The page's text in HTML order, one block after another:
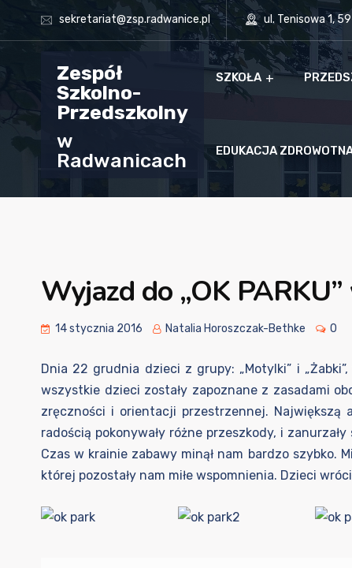
sekretariat@zsp.radwanice.pl ul. Tenisowa 1,
Zespół
Szkolno-
Przedszkolny
w
Radwanicach
SZKOŁA
EDUKACJA
Wyjazd do „OK
14 stycznia 2016 Natalia Horoszczak-Bethke 0
Dnia 22 grudnia dzieci z grupy: „Motylki” i
wszystkie dzieci zostały zapoznane z zasadami
zręczności i orientacji przestrzennej. Największą
radością pokonywały różne przeszkody, i
Czas w krainie zabawy minął nam bardzo szybko.
której pozostały nam miłe wspomnienia. Dzieci